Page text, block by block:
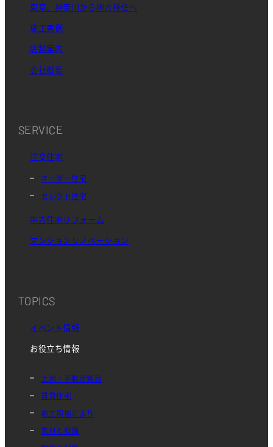
東京、神奈川から地方移住へ
施工実例
店舗案内
会社概要
SERVICE
注文住宅
オーダー住宅
セレクト住宅
中古住宅リフォーム
マンションリノベーション
TOPICS
イベント情報
お役立ち情報
土地・不動産管理
賃貸住宅
施工現場だより
素材と設備